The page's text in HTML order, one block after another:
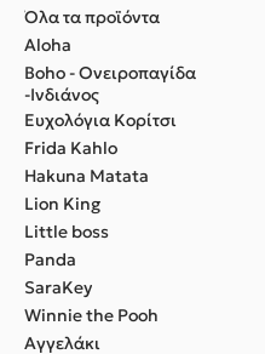
Όλα τα προϊόντα
Aloha
Boho - Ονειροπαγίδα
-Ινδιάνος
Eυχολόγια Κορίτσι
Frida Kahlo
Hakuna Matata
Lion King
Little boss
Panda
SaraKey
Winnie the Pooh
Αγγελάκι